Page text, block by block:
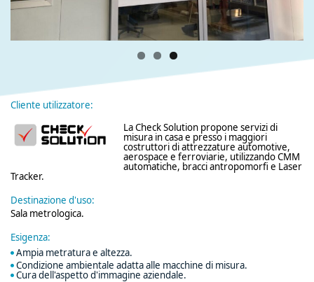
Cliente utilizzatore:
La Check Solution propone servizi di
misura in casa e presso i maggiori
costruttori di attrezzature automotive,
aerospace e ferroviarie, utilizzando CMM
automatiche, bracci antropomorfi e Laser
Tracker.
Destinazione d'uso:
Sala metrologica.
Esigenza:
Ampia metratura e altezza.
Condizione ambientale adatta alle macchine di misura.
Cura dell'aspetto d'immagine aziendale.